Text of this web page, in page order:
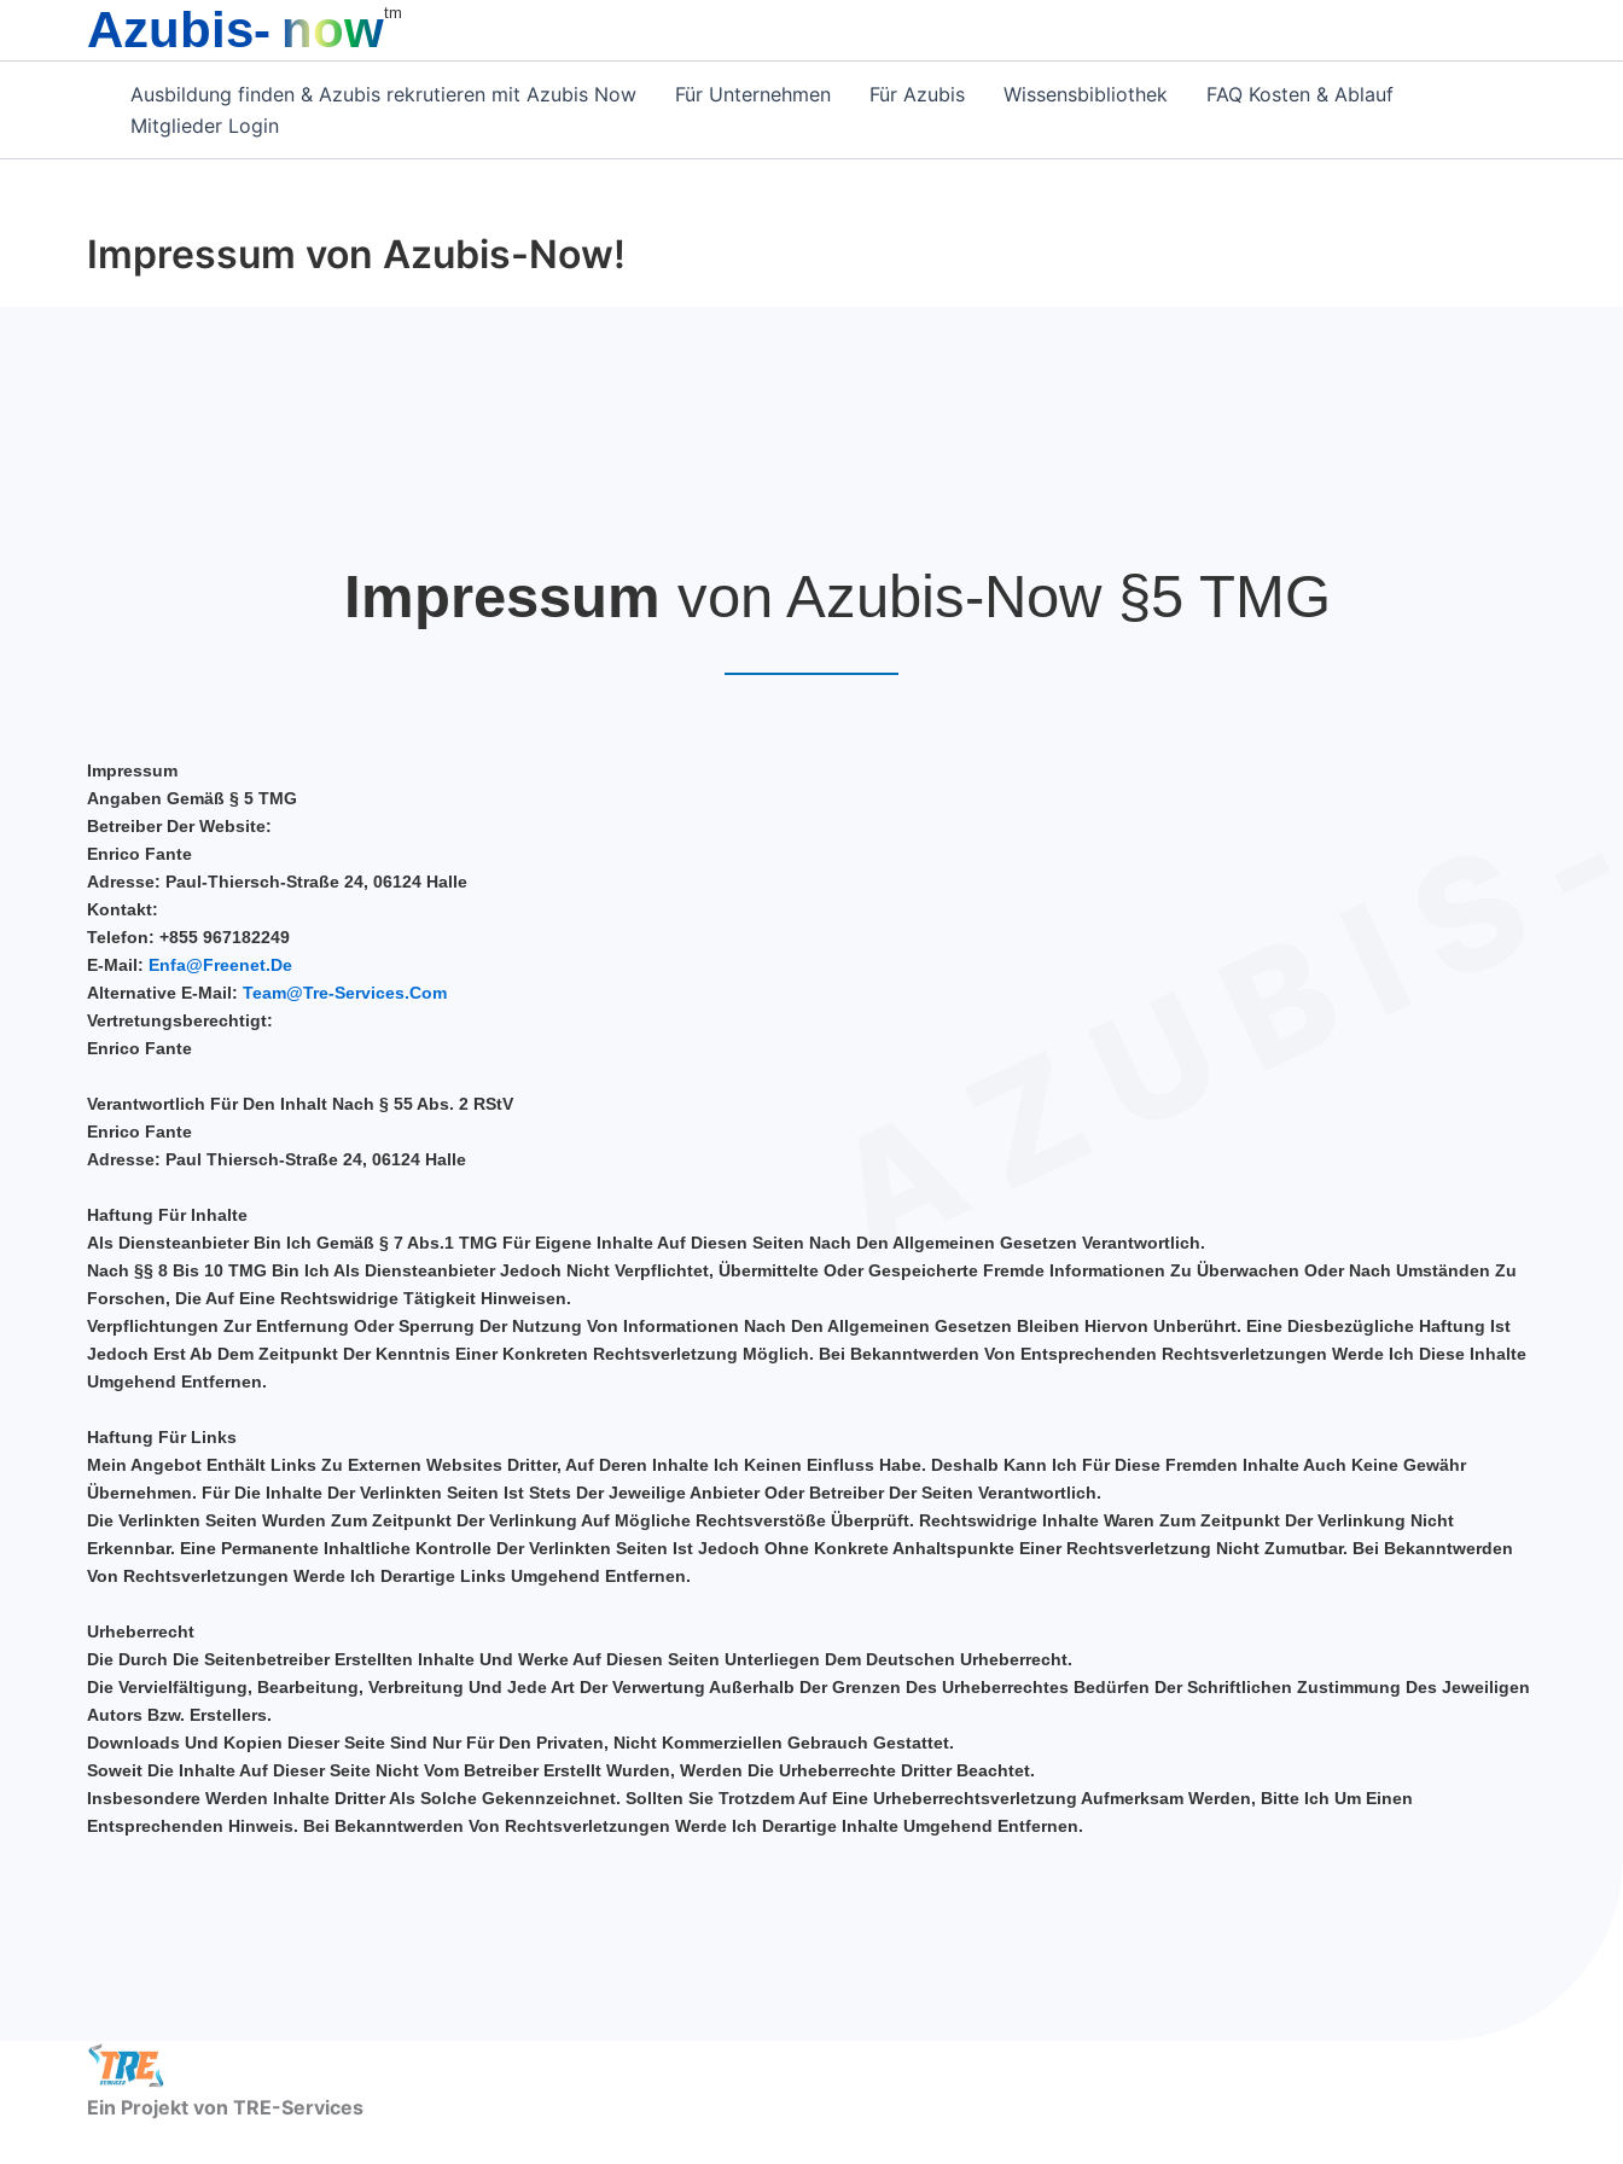
Azubis- nowtm
Ausbildung finden & Azubis rekrutieren mit Azubis Now Für Unternehmen Für Azubis Wissensbibliothek
FAQ Kosten & Ablauf
Mitglieder Login
Impressum von Azubis-Now!
Impressum von Azubis-Now §5 TMG
Impressum
Angaben Gemäß § 5 TMG
Betreiber Der Website:
Enrico Fante
Adresse: Paul-Thiersch-Straße 24, 06124 Halle
Kontakt:
Telefon: +855 967182249
E-Mail: Enfa@freenet.de
Alternative E-Mail: Team@tre-Services.com
Vertretungsberechtigt:
Enrico Fante
Verantwortlich Für Den Inhalt Nach § 55 Abs. 2 RStV
Enrico Fante
Adresse: Paul Thiersch-Straße 24, 06124 Halle
Haftung Für Inhalte
Als Diensteanbieter Bin Ich Gemäß § 7 Abs.1 TMG Für Eigene Inhalte Auf Diesen Seiten Nach Den Allgemeinen Gesetzen Verantwortlich.
Nach §§ 8 Bis 10 TMG Bin Ich Als Diensteanbieter Jedoch Nicht Verpflichtet, Übermittelte Oder Gespeicherte Fremde Informationen Zu Überwachen Oder Nach Umständen Zu
Forschen, Die Auf Eine Rechtswidrige Tätigkeit Hinweisen.
Verpflichtungen Zur Entfernung Oder Sperrung Der Nutzung Von Informationen Nach Den Allgemeinen Gesetzen Bleiben Hiervon Unberührt. Eine Diesbezügliche Haftung Ist
Jedoch Erst Ab Dem Zeitpunkt Der Kenntnis Einer Konkreten Rechtsverletzung Möglich. Bei Bekanntwerden Von Entsprechenden Rechtsverletzungen Werde Ich Diese Inhalte
Umgehend Entfernen.
Haftung Für Links
Mein Angebot Enthält Links Zu Externen Websites Dritter, Auf Deren Inhalte Ich Keinen Einfluss Habe. Deshalb Kann Ich Für Diese Fremden Inhalte Auch Keine Gewähr
Übernehmen. Für Die Inhalte Der Verlinkten Seiten Ist Stets Der Jeweilige Anbieter Oder Betreiber Der Seiten Verantwortlich.
Die Verlinkten Seiten Wurden Zum Zeitpunkt Der Verlinkung Auf Mögliche Rechtsverstöße Überprüft. Rechtswidrige Inhalte Waren Zum Zeitpunkt Der Verlinkung Nicht
Erkennbar. Eine Permanente Inhaltliche Kontrolle Der Verlinkten Seiten Ist Jedoch Ohne Konkrete Anhaltspunkte Einer Rechtsverletzung Nicht Zumutbar. Bei Bekanntwerden
Von Rechtsverletzungen Werde Ich Derartige Links Umgehend Entfernen.
Urheberrecht
Die Durch Die Seitenbetreiber Erstellten Inhalte Und Werke Auf Diesen Seiten Unterliegen Dem Deutschen Urheberrecht.
Die Vervielfältigung, Bearbeitung, Verbreitung Und Jede Art Der Verwertung Außerhalb Der Grenzen Des Urheberrechtes Bedürfen Der Schriftlichen Zustimmung Des Jeweiligen
Autors Bzw. Erstellers.
Downloads Und Kopien Dieser Seite Sind Nur Für Den Privaten, Nicht Kommerziellen Gebrauch Gestattet.
Soweit Die Inhalte Auf Dieser Seite Nicht Vom Betreiber Erstellt Wurden, Werden Die Urheberrechte Dritter Beachtet.
Insbesondere Werden Inhalte Dritter Als Solche Gekennzeichnet. Sollten Sie Trotzdem Auf Eine Urheberrechtsverletzung Aufmerksam Werden, Bitte Ich Um Einen
Entsprechenden Hinweis. Bei Bekanntwerden Von Rechtsverletzungen Werde Ich Derartige Inhalte Umgehend Entfernen.
Ein Projekt von TRE-Services